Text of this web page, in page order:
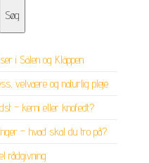
Søg
i Sälen og Kläppen
velvære og naturlig pleje
– kemi eller knofedt?
– hvad skal du tro på?
rådgivning